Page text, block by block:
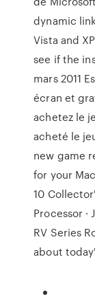
dynamic
Vista and
see if the
mars 2011
écran et
achetez le
acheté le
new game
for your
10
Processor ·
RV Series
about